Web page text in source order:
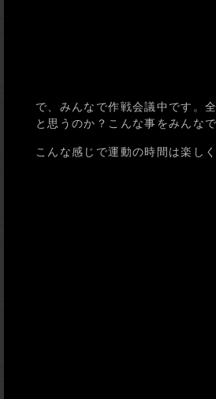
で、みんなで作戦会議中です。
と思うのか？こんな事をみんな
こんな感じで運動の時間は楽しく